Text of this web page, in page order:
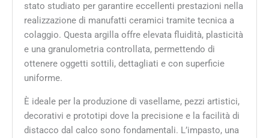
stato studiato per garantire eccellenti prestazioni nella
realizzazione di manufatti ceramici tramite tecnica a
colaggio. Questa argilla offre elevata fluidità, plasticità
e una granulometria controllata, permettendo di
ottenere oggetti sottili, dettagliati e con superficie
uniforme.
È ideale per la produzione di vasellame, pezzi artistici,
decorativi e prototipi dove la precisione e la facilità di
distacco dal calco sono fondamentali. L’impasto, una